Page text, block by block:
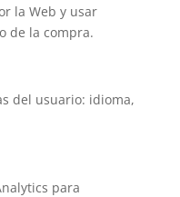
la Web y usar
de la compra.
del usuario: idioma,
para